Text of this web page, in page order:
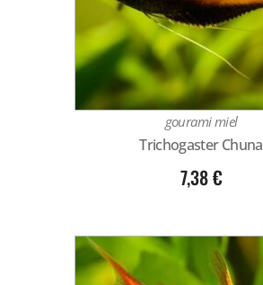
gourami miel
Trichogaster Chuna
7,38€